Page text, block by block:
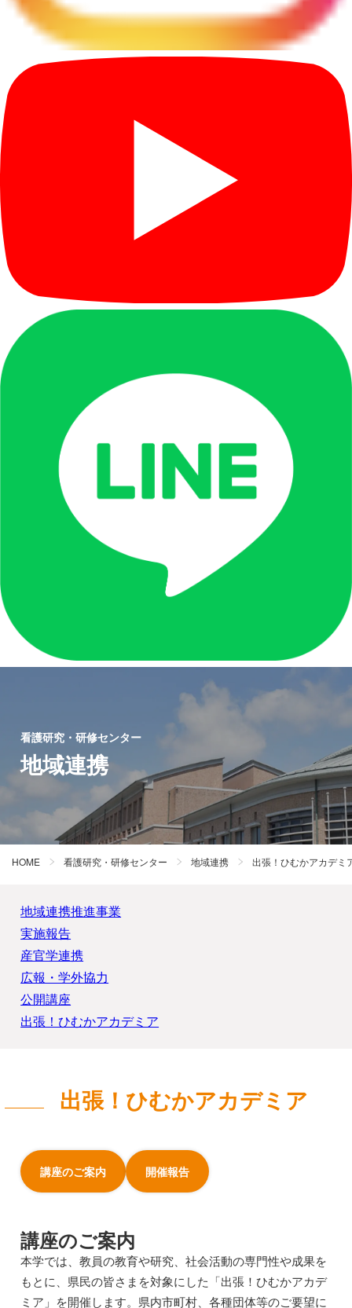
地域連携
看護研究・研修センター
HOME 看護研究・研修センター 地域連携 出張！ひむかアカデミ
地域連携推進事業
実施報告
産官学連携
広報・学外協力
公開講座
出張！ひむかアカデミア
出張！ひむかアカデミア
講座のご案内 開催報告
講座のご案内
本学では、教員の教育や研究、社会活動の専門性や成果を
もとに、県民の皆さまを対象にした「出張！ひむかアカデ
ミア」を開催します。県内市町村、各種団体等のご要望に